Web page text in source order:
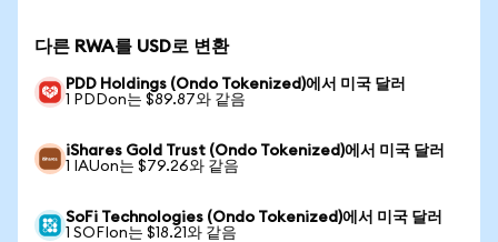
다른 RWA를 USD로 변환
PDD Holdings (Ondo Tokenized)에서 미국 달러
1 PDDon는 $89.87와 같음
iShares Gold Trust (Ondo Tokenized)에서 미국 달러
1 IAUon는 $79.26와 같음
SoFi Technologies (Ondo Tokenized)에서 미국 달러
1 SOFIon는 $18.21와 같음